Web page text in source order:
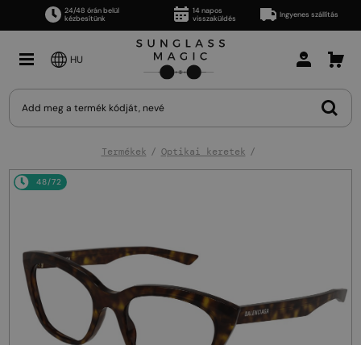
24/48 órán belül
kézbesítünk
14 napos
visszaküldés
Ingyenes szállítás
HU
Termékek Optikai keretek
48/72